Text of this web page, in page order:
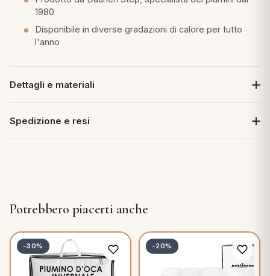
1980
Disponibile in diverse gradazioni di calore per tutto
l'anno
Dettagli e materiali
Spedizione e resi
Potrebbero piacerti anche
-30% -20%